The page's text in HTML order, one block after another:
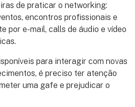
de praticar o networking:
encontros profissionais e
por e-mail, calls de áudio e vídeo
para interagir com novas
é preciso ter atenção
uma gafe e prejudicar o